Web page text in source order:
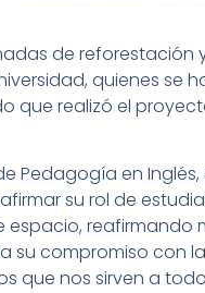
de reforestación
quienes se
que realizó el
Pedagogía en
su rol de
reafirmando
su compromiso con
que nos sirven a